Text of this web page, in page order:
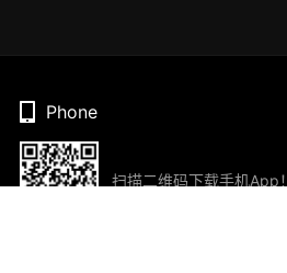
Phone
扫描二维码下载手机App！